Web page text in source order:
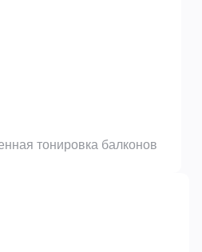
тонировка балконов